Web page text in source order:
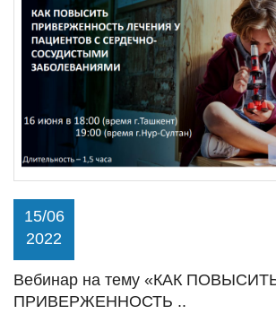
15/06
2022
Вебинар на тему «КАК
ПРИВЕРЖЕННОСТЬ ..